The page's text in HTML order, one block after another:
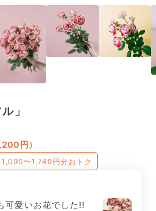
」
円）
〜1,740円分おトク
可愛いお花でした!!